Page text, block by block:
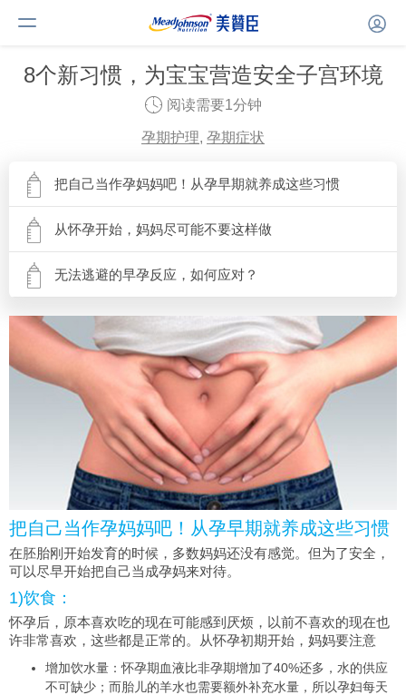
8个新习惯，为宝宝营造安全子宫环境
阅读需要1分钟
孕期护理, 孕期症状
把自己当作孕妈妈吧！从孕早期就养成这些习惯
从怀孕开始，妈妈尽可能不要这样做
无法逃避的早孕反应，如何应对？
把自己当作孕妈妈吧！从孕早期就养成这些习惯
在胚胎刚开始发育的时候，多数妈妈还没有感觉。但为了安全，
可以尽早开始把自己当成孕妈来对待。
1)饮食：
怀孕后，原本喜欢吃的现在可能感到厌烦，以前不喜欢的现在也
许非常喜欢，这些都是正常的。从怀孕初期开始，妈妈要注意
增加饮水量：怀孕期血液比非孕期增加了40%还多，水的供应
不可缺少；而胎儿的羊水也需要额外补充水量，所以孕妇每天